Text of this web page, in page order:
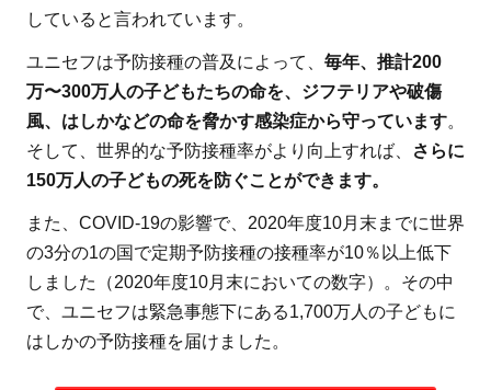
していると言われています。
ユニセフは予防接種の普及によって、 毎年、推計200
万〜300万人の子どもたちの命を、ジフテリアや破傷
風、はしかなどの命を脅かす感染症から守っています。
そして、世界的な予防接種率がより向上すれば、
さらに
150万人の子どもの死を防ぐことができます。
また、COVID-19の影響で、2020年度10月末までに世界
の3分の1の国で定期予防接種の接種率が10％以上低下
しました（2020年度10月末においての数字）。その中
で、ユニセフは緊急事態下にある1,700万人の子どもに
はしかの予防接種を届けました。